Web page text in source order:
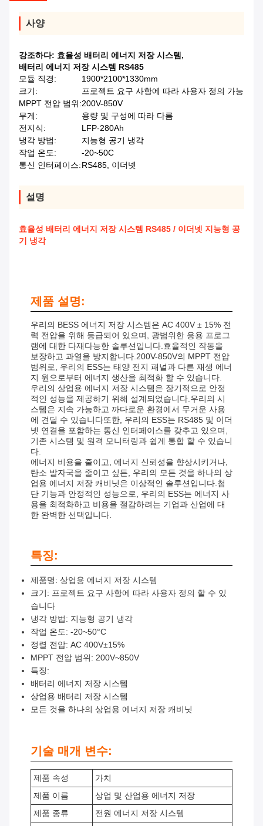
사양
강조하다: 효율성 배터리 에너지 저장 시스템 ,
배터리 에너지 저장 시스템 RS485
모듈 직경:
1900*2100*1330mm
크기:
프로젝트 요구 사항에 따라 사용자 정의 가능
MPPT 전압 범위:200V-850V
무게:
용량 및 구성에 따라 다름
전지식:
LFP-280Ah
냉각 방법:
지능형 공기 냉각
작업 온도:
-20~50C
통신 인터페이스:RS485, 이더넷
설명
효율성 배터리 에너지 저장 시스템 RS485 / 이더넷 지능형 공
기 냉각
제품 설명:
우리의 BESS 에너지 저장 시스템은 AC 400V ± 15% 전
력 전압을 위해 등급되어 있으며, 광범위한 응용 프로그
램에 대한 다재다능한 솔루션입니다.효율적인 작동을
보장하고 과열을 방지합니다.200V-850V의 MPPT 전압
범위로, 우리의 ESS는 태양 전지 패널과 다른 재생 에너
지 원으로부터 에너지 생산을 최적화 할 수 있습니다.
우리의 상업용 에너지 저장 시스템은 장기적으로 안정
적인 성능을 제공하기 위해 설계되었습니다.우리의 시
스템은 지속 가능하고 까다로운 환경에서 무거운 사용
에 견딜 수 있습니다또한, 우리의 ESS는 RS485 및 이더
넷 연결을 포함하는 통신 인터페이스를 갖추고 있으며,
기존 시스템 및 원격 모니터링과 쉽게 통합 할 수 있습니
다.
에너지 비용을 줄이고, 에너지 신뢰성을 향상시키거나,
탄소 발자국을 줄이고 싶든, 우리의 모든 것을 하나의 상
업용 에너지 저장 캐비닛은 이상적인 솔루션입니다.첨
단 기능과 안정적인 성능으로, 우리의 ESS는 에너지 사
용을 최적화하고 비용을 절감하려는 기업과 산업에 대
한 완벽한 선택입니다.
특징:
제품명: 상업용 에너지 저장 시스템
크기: 프로젝트 요구 사항에 따라 사용자 정의 할 수 있
습니다
냉각 방법: 지능형 공기 냉각
작업 온도: -20~50°C
정렬 전압: AC 400V±15%
MPPT 전압 범위: 200V~850V
특징:
배터리 에너지 저장 시스템
상업용 배터리 저장 시스템
모든 것을 하나의 상업용 에너지 저장 캐비닛
기술 매개 변수:
제품 속성
가치
제품 이름
상업 및 산업용 에너지 저장
제품 종류
전원 에너지 저장 시스템